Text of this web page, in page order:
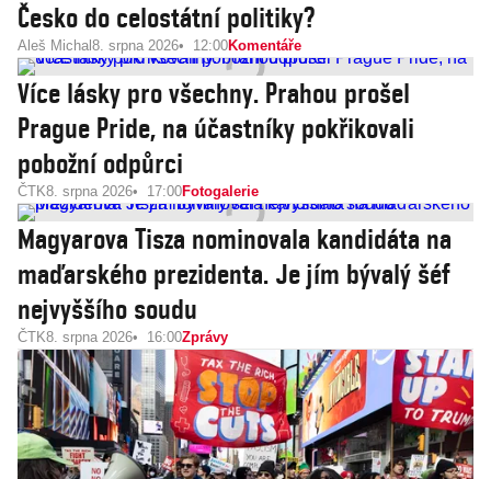
Česko do celostátní politiky?
Aleš Michal 8. srpna 2026 12:00Komentáře
Více lásky pro všechny. Prahou prošel
Prague Pride, na účastníky pokřikovali
pobožní odpůrci
ČTK8. srpna 2026 17:00Fotogalerie
Magyarova Tisza nominovala kandidáta na
maďarského prezidenta. Je jím bývalý šéf
nejvyššího soudu
ČTK8. srpna 2026 16:00Zprávy